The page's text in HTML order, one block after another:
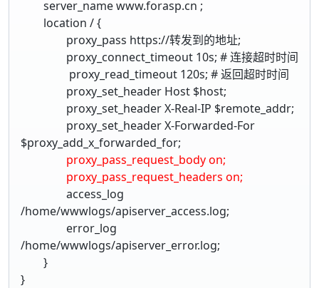
server_name www.forasp.cn ;
location / {
proxy_pass https://转发到的地址;
proxy_connect_timeout 10s; # 连接超时时间
proxy_read_timeout 120s; # 返回超时时间
proxy_set_header Host $host;
proxy_set_header X-Real-IP $remote_addr;
proxy_set_header X-Forwarded-For
$proxy_add_x_forwarded_for;
proxy_pass_request_body on;
proxy_pass_request_headers on;
access_log
/home/wwwlogs/apiserver_access.log;
error_log
/home/wwwlogs/apiserver_error.log;
}
}